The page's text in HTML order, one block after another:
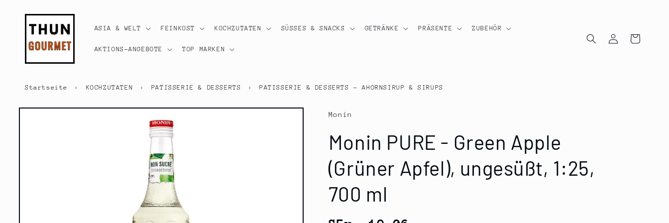
ASIA & WELT FEINKOST KOCHZUTATEN SÜSSES & SNACKS GETRÄNKE PRÄSENTE ZUBEHÖR
AKTIONS-ANGEBOTE TOP MARKEN
EinloggenWarenkorb
Startseite › KOCHZUTATEN › PATISSERIE & DESSERTS › PATISSERIE & DESSERTS - AHORNSIRUP & SIRUPS
Monin
Monin PURE - Green Apple
(Grüner Apfel), ungesüßt, 1:25,
700 ml
Normaler